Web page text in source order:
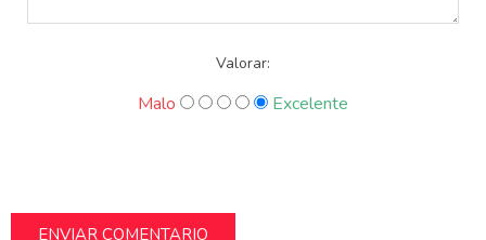
Valorar:
Malo Excelente